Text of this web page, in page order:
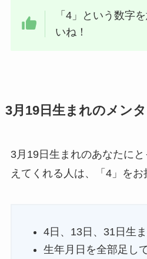
「4」という数字
いね！
3月19日生まれのメン
3月19日生まれのあなたに
えてくれる人は、「4」をお
4日、13日、31日生
生年月日を全部足し